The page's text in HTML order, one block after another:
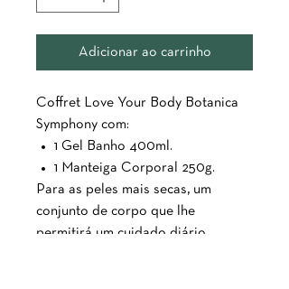
Adicionar ao carrinho
Coffret Love Your Body Botanica
Symphony com:
1 Gel Banho 400ml.
1 Manteiga Corporal 250g.
Para as peles mais secas, um
conjunto de corpo que lhe
permitirá um cuidado diário